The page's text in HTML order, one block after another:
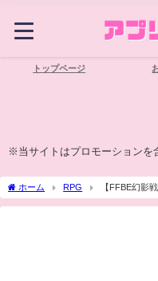
トップページ
※当サイトはプロモーションを
ホーム RPG 【FFBE幻影